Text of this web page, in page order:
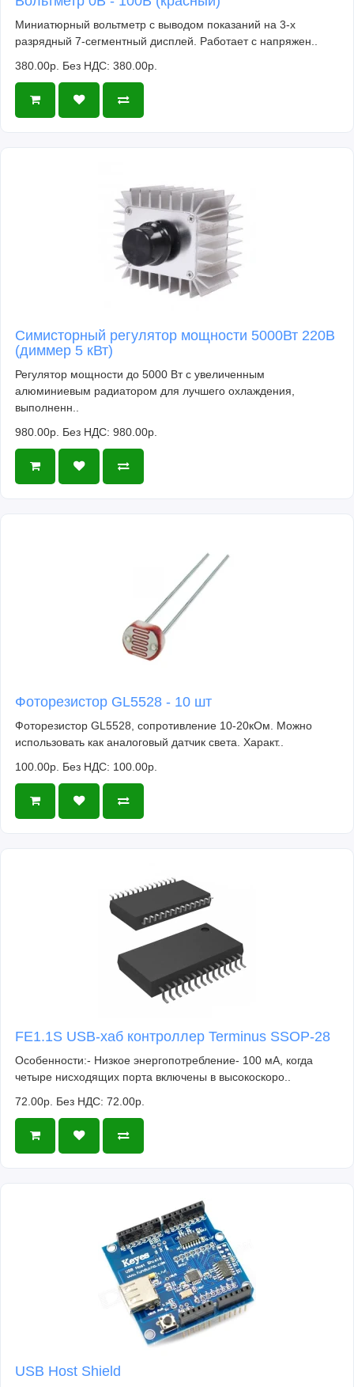
Миниатюрный вольтметр с выводом показаний на 3-х
разрядный 7-сегментный дисплей. Работает с напряжен..
380.00р. Без НДС: 380.00р.
Симисторный регулятор мощности 5000Вт 220В
(диммер 5 кВт)
Регулятор мощности до 5000 Вт с увеличенным
алюминиевым радиатором для лучшего охлаждения,
выполненн..
980.00р. Без НДС: 980.00р.
Фоторезистор GL5528 - 10 шт
Фоторезистор GL5528, сопротивление 10-20кОм. Можно
использовать как аналоговый датчик света. Характ..
100.00р. Без НДС: 100.00р.
FE1.1S USB-хаб контроллер Terminus SSOP-28
Особенности:- Низкое энергопотребление- 100 мА, когда
четыре нисходящих порта включены в высокоскоро..
72.00р. Без НДС: 72.00р.
USB Host Shield